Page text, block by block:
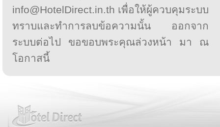
info@HotelDirect.in.th เพื่อให้ผู้ควบคุมระบบ
ทราบและทำการลบข้อความนั้น ออกจาก
ระบบต่อไป ขอขอบพระคุณล่วงหน้า มา ณ
โอกาสนี้